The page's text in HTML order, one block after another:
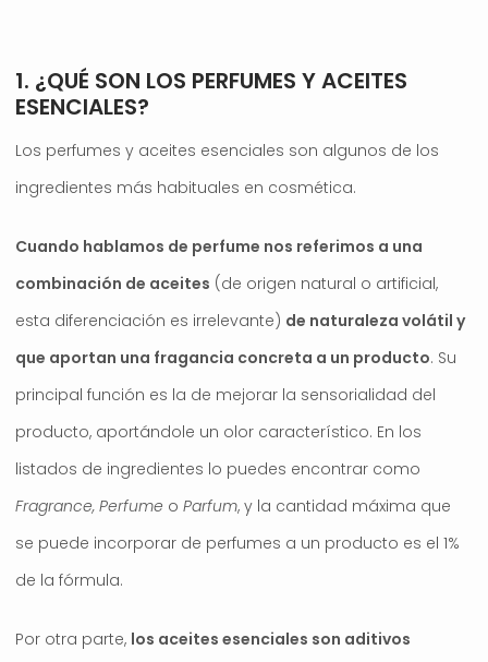
1. ¿QUÉ SON LOS PERFUMES Y ACEITES
ESENCIALES?
Los perfumes y aceites esenciales son algunos de los
ingredientes más habituales en cosmética.
Cuando hablamos de perfume nos referimos a una
combinación de aceites (de origen natural o artificial,
esta diferenciación es irrelevante) de naturaleza volátil y
que aportan una fragancia concreta a un producto. Su
principal función es la de mejorar la sensorialidad del
producto, aportándole un olor característico. En los
listados de ingredientes lo puedes encontrar como
Fragrance, Perfume o Parfum, y la cantidad máxima que
se puede incorporar de perfumes a un producto es el 1%
de la fórmula.
Por otra parte, los aceites esenciales son aditivos